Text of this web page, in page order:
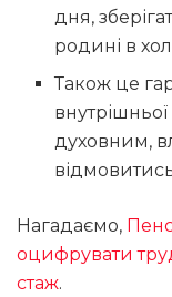
дня,
родині в
Також це
духовним,
Нагадаємо,
оцифрувати
стаж.